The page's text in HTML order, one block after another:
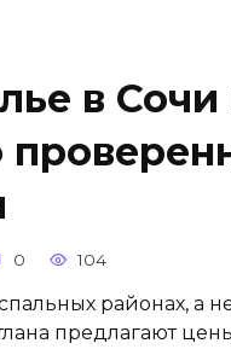
в
0 104
районах, а
предлагают